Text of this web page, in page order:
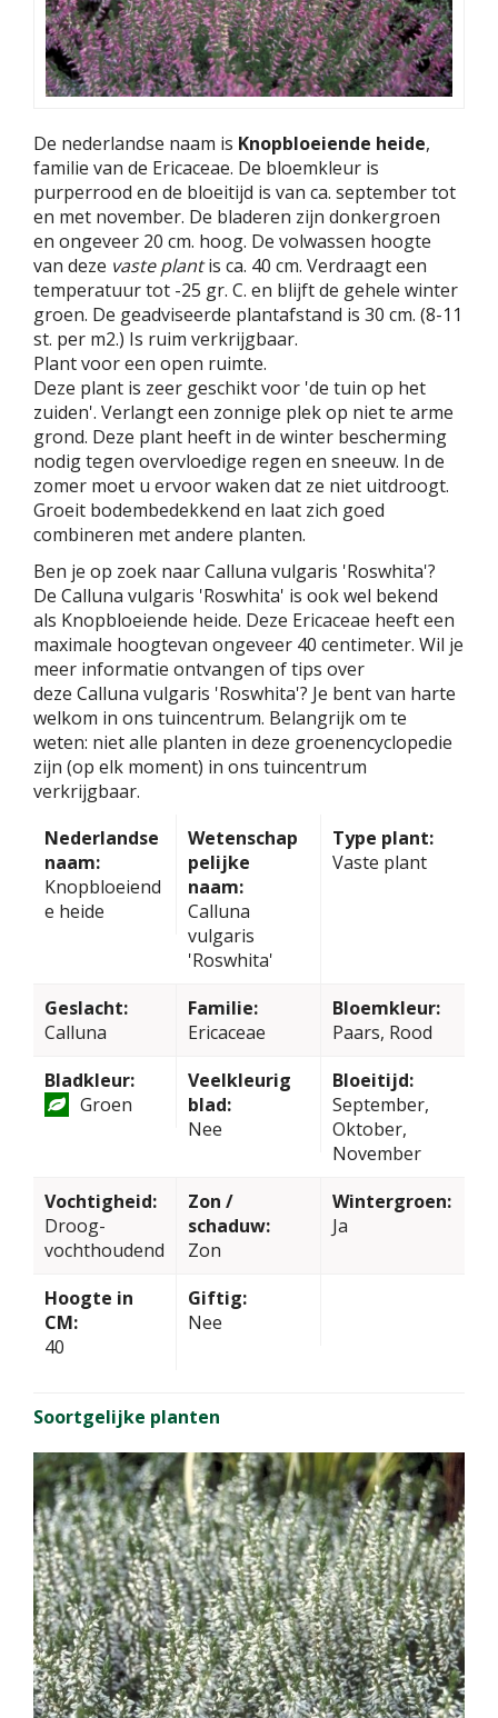
De nederlandse naam is Knopbloeiende heide,
familie van de Ericaceae. De bloemkleur is
purperrood en de bloeitijd is van ca. september tot
en met november. De bladeren zijn donkergroen
en ongeveer 20 cm. hoog. De volwassen hoogte
van deze vaste plantis ca. 40 cm. Verdraagt een
temperatuur tot -25 gr. C. en blijft de gehele winter
groen. De geadviseerde plantafstand is 30 cm. (8-11
st. per m2.) Is ruim verkrijgbaar.
Plant voor een open ruimte.
Deze plant is zeer geschikt voor 'de tuin op het
zuiden'. Verlangt een zonnige plek op niet te arme
grond. Deze plant heeft in de winter bescherming
nodig tegen overvloedige regen en sneeuw. In de
zomer moet u ervoor waken dat ze niet uitdroogt.
Groeit bodembedekkend en laat zich goed
combineren met andere planten.
Ben je op zoek naar Calluna vulgaris 'Roswhita'?
De Calluna vulgaris 'Roswhita' is ook wel bekend
als Knopbloeiende heide. Deze Ericaceae heeft een
maximale hoogtevan ongeveer 40 centimeter. Wil je
meer informatie ontvangen of tips over
deze Calluna vulgaris 'Roswhita'? Je bent van harte
welkom in ons tuincentrum. Belangrijk om te
weten: niet alle planten in deze groenencyclopedie
zijn (op elk moment) in ons tuincentrum
verkrijgbaar.
Nederlandse
naam:
Knopbloeiend
e heide
Wetenschap
pelijke
naam:
Calluna
vulgaris
'Roswhita'
Type plant:
Vaste plant
Geslacht:
Calluna
Familie:
Ericaceae
Bloemkleur:
Paars, Rood
Bladkleur:
Groen
Veelkleurig
blad:
Nee
Bloeitijd:
September,
Oktober,
November
Vochtigheid:
Droog-
vochthoudend
Zon /
schaduw:
Zon
Wintergroen:
Ja
Hoogte in
CM:
40
Giftig:
Nee
Soortgelijke planten